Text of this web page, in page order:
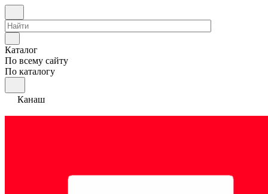
Каталог
По всему сайту
По каталогу
Канаш